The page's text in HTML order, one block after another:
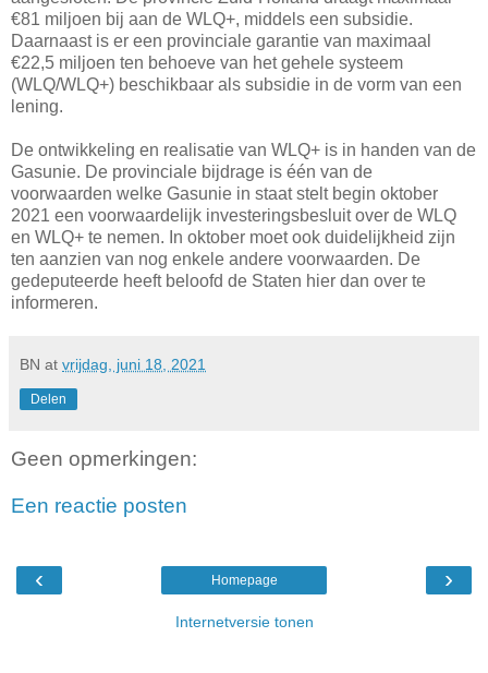
€81 miljoen bij aan de WLQ+, middels een subsidie.
Daarnaast is er een provinciale garantie van maximaal
€22,5 miljoen ten behoeve van het gehele systeem
(WLQ/WLQ+) beschikbaar als subsidie in de vorm van een
lening.
De ontwikkeling en realisatie van WLQ+ is in handen van de
Gasunie. De provinciale bijdrage is één van de
voorwaarden welke Gasunie in staat stelt begin oktober
2021 een voorwaardelijk investeringsbesluit over de WLQ
en WLQ+ te nemen. In oktober moet ook duidelijkheid zijn
ten aanzien van nog enkele andere voorwaarden. De
gedeputeerde heeft beloofd de Staten hier dan over te
informeren.
BN at vrijdag, juni 18, 2021
Delen
Geen opmerkingen:
Een reactie posten
‹ ›
Homepage
Internetversie tonen